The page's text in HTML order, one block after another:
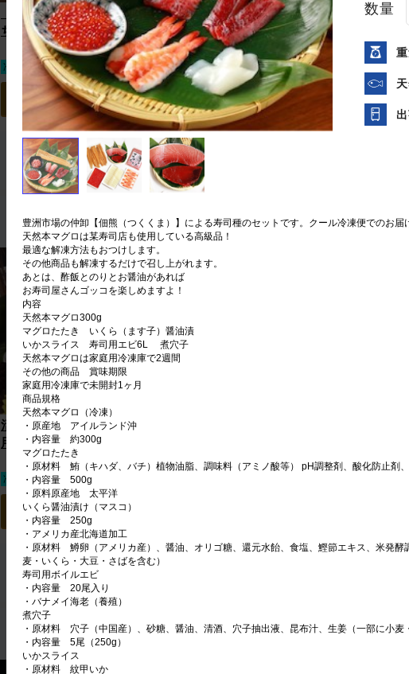
【送料無料】【山忠】おう
ち呑み酒肴セット
冷凍便セット商品
¥5,270
税込/箱
【スッキリで紹介されまし
た】伴助干物市 縞ほっけ開
き、さば開き各1枚セット
冷凍
¥2,300
【スッキ
た】伴
き 3枚セ
冷凍
活締め冷凍車海老（刺身
用） 10尾セット
冷凍（ 送料無料 ）
¥5,540
税込
老 16/
数量
豊洲市場の仲卸【佃熊（つくくま）】による寿司種のセットです。クール冷凍便でのお届
天然本マグロは某寿司店も使用している高級品！
最適な解凍方法もおつけします。
その他商品も解凍するだけで召し上がれます。
あとは、酢飯とのりとお醤油があれば
お寿司屋さんゴッコを楽しめますよ！
内容
天然本マグロ300g
マグロたたき いくら（ます子）醤油漬
いかスライス 寿司用エビ6L 煮穴子
天然本マグロは家庭用冷凍庫で2週間
その他の商品 賞味期限
家庭用冷凍庫で未開封1ヶ月
商品規格
天然本マグロ（冷凍）
・原産地 アイルランド沖
・内容量 約300g
マグロたたき
・原材料 鮪（キハダ、バチ）植物油脂、調味料（アミノ酸等） pH調整剤、酸化防止剤
・内容量 500g
・原料原産地 太平洋
いくら醤油漬け（マスコ）
・内容量 250g
・アメリカ産北海道加工
・原材料 鱒卵（アメリカ産）、醤油、オリゴ糖、還元水飴、食塩、鰹節エキス、米発
麦・いくら・大豆・さばを含む）
寿司用ボイルエビ
・内容量 20尾入り
・バナメイ海老（養殖）
煮穴子
・原材料 穴子（中国産）、砂糖、醤油、清酒、穴子抽出液、昆布汁、生姜（一部に小麦
・内容量 5尾（250g）
いかスライス
・原材料 紋甲いか